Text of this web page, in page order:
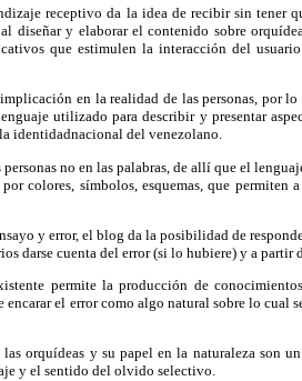
receptivo da la idea de recibir sin tener
diseñar y elaborar el contenido sobre
que estimulen la interacción del
en la realidad de las personas, por lo
utilizado para describir y presentar
identidadnacional del venezolano.
no en las palabras, de allí que el
colores, símbolos, esquemas, que permiten
y error, el blog da la posibilidad de
darse cuenta del error (si lo hubiere) y a partir
permite la producción de
el error como algo natural sobre lo cual
orquídeas y su papel en la naturaleza son
y el sentido del olvido selectivo.